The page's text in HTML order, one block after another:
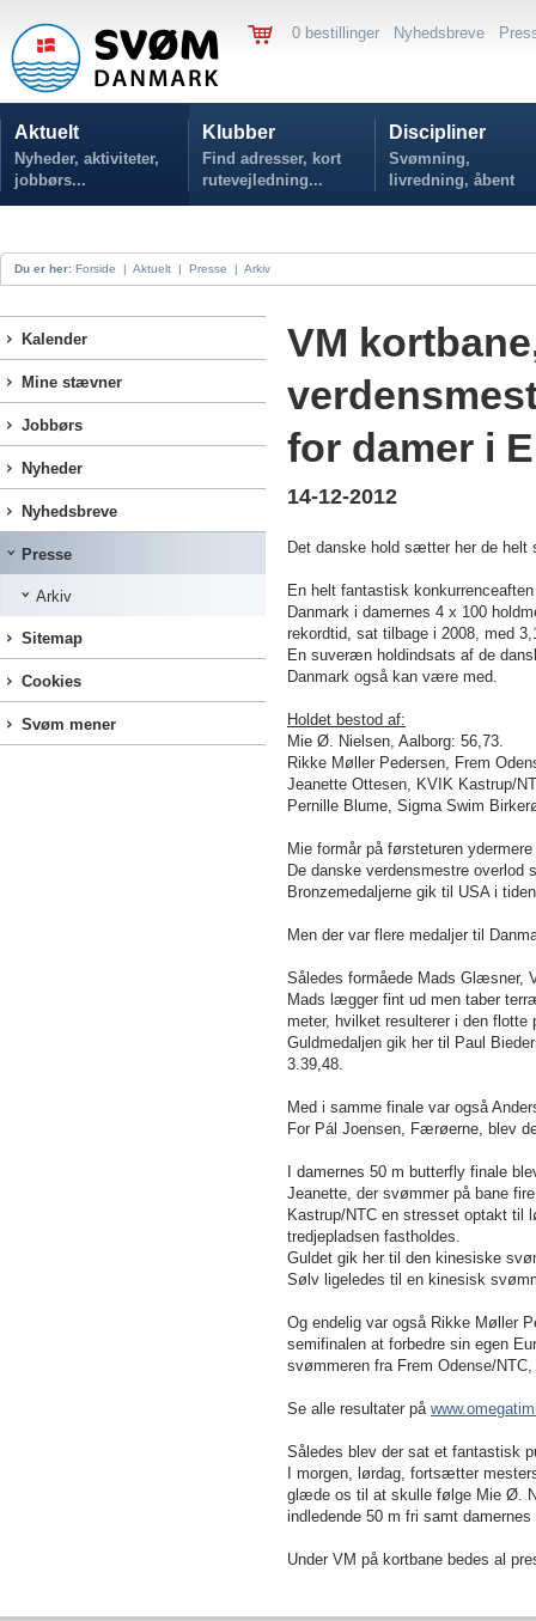
0 bestillinger Nyhedsbreve
Aktuelt
Nyheder, aktiviteter,
jobbørs...
Klubber
Find adresser, kort
rutevejledning...
Discipliner
Svømning,
livredning, åbent
vand...
Du er her: Forside | Aktuelt | Presse | Arkiv
Kalender
Mine stævner
Jobbørs
Nyheder
Nyhedsbreve
Presse
Arkiv
Sitemap
Cookies
Svøm mener
VM
for damer i
14-12-2012
Det danske hold sætter her de helt
En helt fantastisk
Danmark i damernes 4 x 100
rekordtid, sat tilbage i 2008, med
En suveræn holdindsats af de
Danmark også kan være med.
Holdet bestod af:
Mie Ø. Nielsen, Aalborg: 56,73.
Rikke Møller Pedersen, Frem
Jeanette Ottesen, KVIK Kastrup/
Pernille Blume, Sigma Swim
Mie formår på førsteturen
De danske verdensmestre overlod
Bronzemedaljerne gik til USA i
Men der var flere medaljer til
Således formåede Mads Glæsner,
Mads lægger fint ud men taber
meter, hvilket resulterer i den
Guldmedaljen gik her til Paul
3.39,48.
Med i samme finale var også
For Pál Joensen, Færøerne, blev
I damernes 50 m butterfly finale
Jeanette, der svømmer på bane
Kastrup/NTC en stresset optakt til
tredjepladsen fastholdes.
Guldet gik her til den kinesiske
Sølv ligeledes til en kinesisk
Og endelig var også Rikke Møller
semifinalen at forbedre sin egen
svømmeren fra Frem Odense/
Se alle resultater på
Således blev der sat et fantastisk
I morgen, lørdag, fortsætter
glæde os til at skulle følge Mie Ø.
indledende 50 m fri samt
Under VM på kortbane bedes al